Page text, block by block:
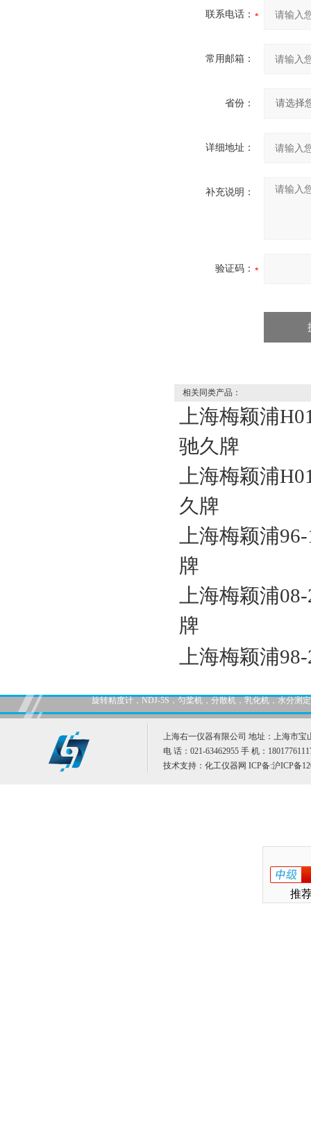
联系电话：
常用邮箱：
省份：
详细地址：
补充说明：
验证码：
相关同类产品：
上海梅颖浦
驰久牌
上海梅颖浦
久牌
上海梅颖浦
牌
上海梅颖浦
牌
上海梅颖浦
旋转粘度计，NDJ-5S，匀桨机，分散机，乳化机，水分测
上海右一仪器有限公司 地址：上海市宝
电 话：021-63462955 手 机：
技术支持： 化工仪器网 ICP备:沪ICP备
推